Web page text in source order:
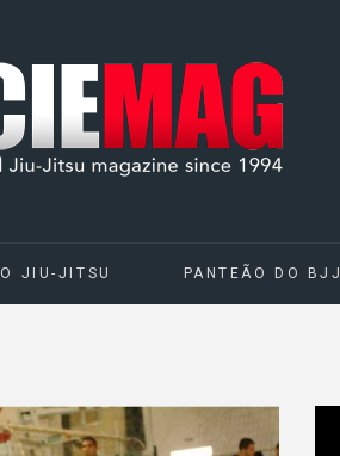
O JIU-JITSU PANTEÃO DO BJJ